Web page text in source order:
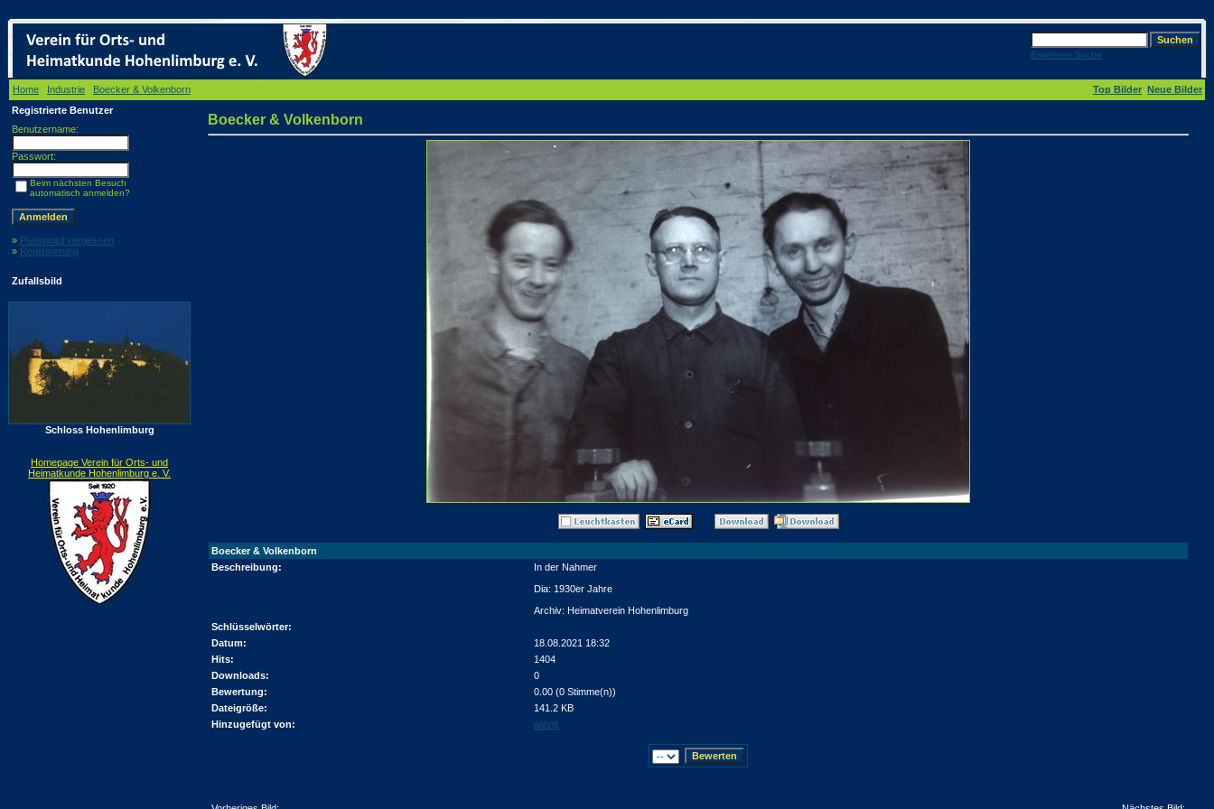
Erweiterte Suche
Home Industrie Boecker & Volkenborn Top Bilder Neue Bilder
Registrierte Benutzer
Benutzername:
Passwort:
Beim nächsten Besuch
automatisch anmelden?
» Password vergessen
» Registrierung
Zufallsbild
Schloss Hohenlimburg
Homepage Verein für Orts- und
Heimatkunde Hohenlimburg e. V.
Boecker & Volkenborn
Boecker & Volkenborn
Beschreibung:
In der Nahmer
Dia: 1930er Jahre
Archiv: Heimatverein Hohenlimburg
Schlüsselwörter:
Datum:
18.08.2021 18:32
Hits:
1404
Downloads:
0
Bewertung:
0.00 (0 Stimme(n))
Dateigröße:
141.2 KB
Hinzugefügt von:
winnit